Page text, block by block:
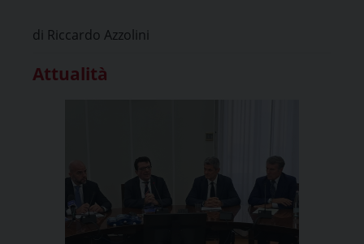
di Riccardo Azzolini
Attualità